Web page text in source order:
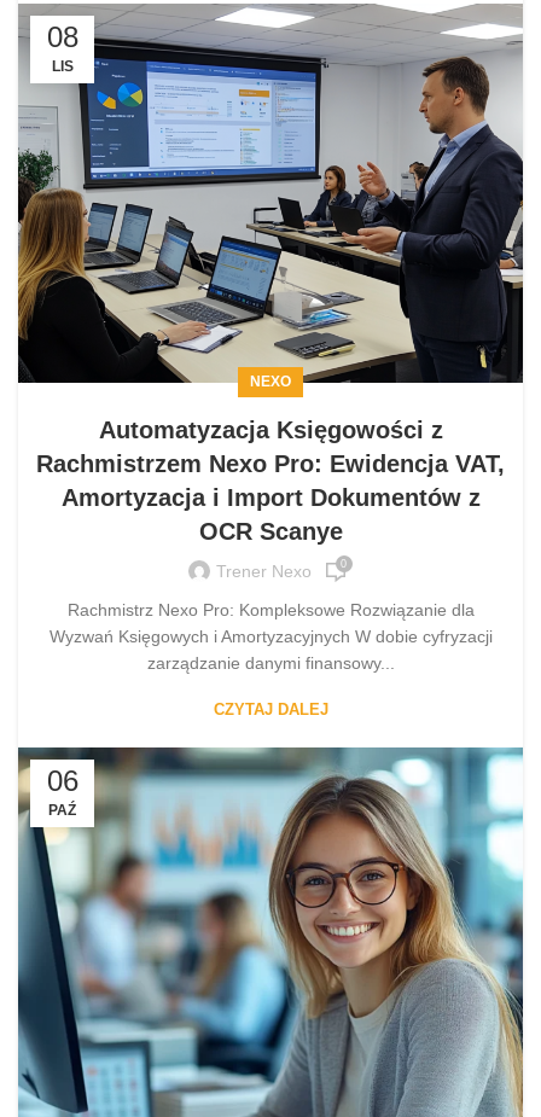
08
LIS
NEXO
Automatyzacja Księgowości z
Rachmistrzem Nexo Pro: Ewidencja VAT,
Amortyzacja i Import Dokumentów z
OCR Scanye
Trener Nexo 0
Rachmistrz Nexo Pro: Kompleksowe Rozwiązanie dla
Wyzwań Księgowych i Amortyzacyjnych W dobie cyfryzacji
zarządzanie danymi finansowy...
CZYTAJ DALEJ
06
PAŹ